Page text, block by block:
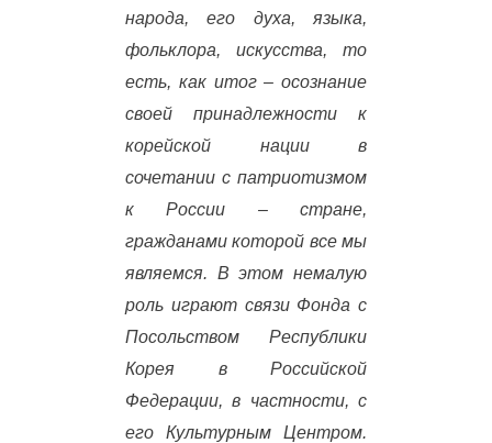
народа, его духа, языка,
фольклора, искусства, то
есть, как итог – осознание
своей принадлежности к
корейской нации в
сочетании с патриотизмом
к России – стране,
гражданами которой все мы
являемся. В этом немалую
роль играют связи Фонда с
Посольством Республики
Корея в Российской
Федерации, в частности, с
его Культурным Центром.